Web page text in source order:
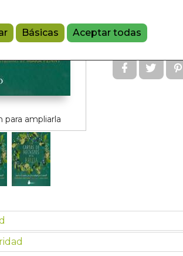
Básicas Aceptar todas
para ampliarla
9788419105813